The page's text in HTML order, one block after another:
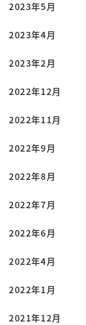
2023年5月
2023年4月
2023年2月
2022年12月
2022年11月
2022年9月
2022年8月
2022年7月
2022年6月
2022年4月
2022年1月
2021年12月